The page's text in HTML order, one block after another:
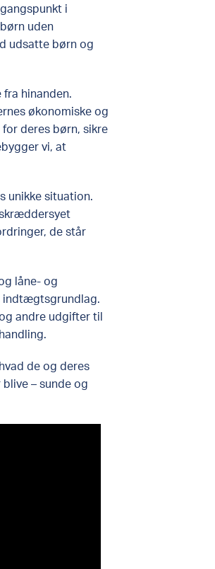
i
uden
udsatte børn og
hinanden.
økonomiske og
deres børn, sikre
vi, at
unikke situation.
de står
låne- og
indtægtsgrundlag.
andre udgifter til
de og deres
– sunde og